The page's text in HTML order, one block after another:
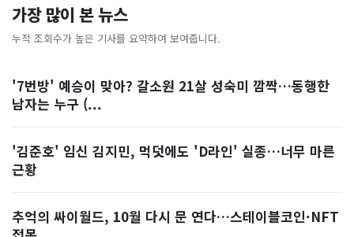
가장 많이 본 뉴스
누적 조회수가 높은 기사를 요약하여 보여줍니다.
'7번방' 예승이 맞아? 갈소원 21살 성숙미 깜짝…동행한
남자는 누구 (...
'김준호' 임신 김지민, 먹덧에도 'D라인' 실종…너무 마른
근황
추억의 싸이월드, 10월 다시 문 연다…스테이블코인·NFT